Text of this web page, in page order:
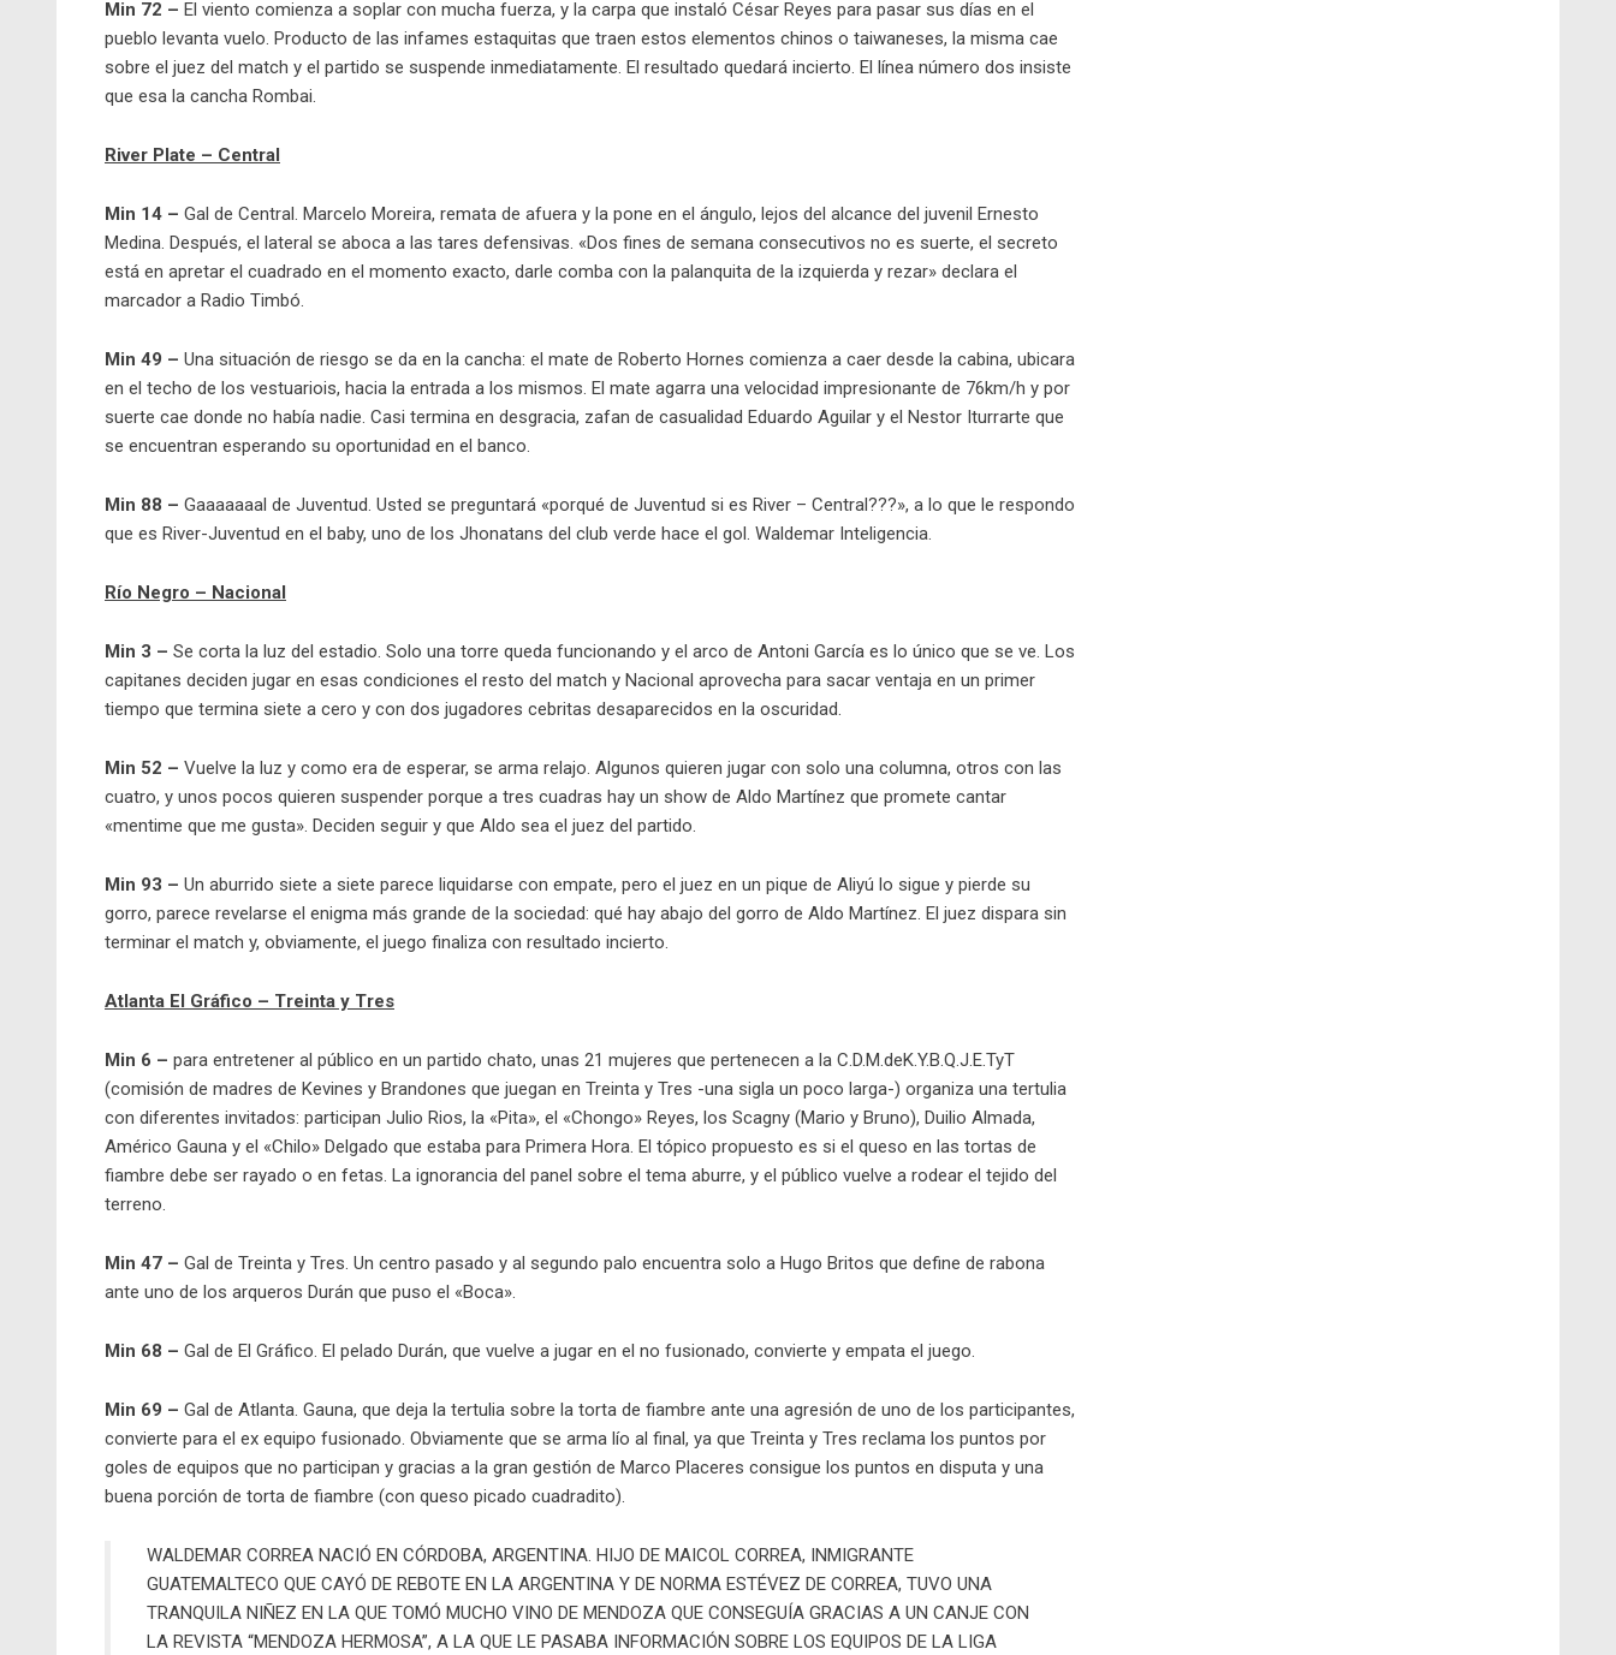
Min 72 – El viento comienza a soplar con mucha fuerza, y la carpa que instaló César Reyes para pasar sus días en el
pueblo levanta vuelo. Producto de las infames estaquitas que traen estos elementos chinos o taiwaneses, la misma cae
sobre el juez del match y el partido se suspende inmediatamente. El resultado quedará incierto. El línea número dos insiste
que esa la cancha Rombai.
River Plate – Central
Min 14 – Gal de Central. Marcelo Moreira, remata de afuera y la pone en el ángulo, lejos del alcance del juvenil Ernesto
Medina. Después, el lateral se aboca a las tares defensivas. «Dos fines de semana consecutivos no es suerte, el secreto
está en apretar el cuadrado en el momento exacto, darle comba con la palanquita de la izquierda y rezar» declara el
marcador a Radio Timbó.
Min 49 – Una situación de riesgo se da en la cancha: el mate de Roberto Hornes comienza a caer desde la cabina, ubicara
en el techo de los vestuariois, hacia la entrada a los mismos. El mate agarra una velocidad impresionante de 76km/h y por
suerte cae donde no había nadie. Casi termina en desgracia, zafan de casualidad Eduardo Aguilar y el Nestor Iturrarte que
se encuentran esperando su oportunidad en el banco.
Min 88 – Gaaaaaaal de Juventud. Usted se preguntará «porqué de Juventud si es River – Central???», a lo que le respondo
que es River-Juventud en el baby, uno de los Jhonatans del club verde hace el gol. Waldemar Inteligencia.
Río Negro – Nacional
Min 3 – Se corta la luz del estadio. Solo una torre queda funcionando y el arco de Antoni García es lo único que se ve. Los
capitanes deciden jugar en esas condiciones el resto del match y Nacional aprovecha para sacar ventaja en un primer
tiempo que termina siete a cero y con dos jugadores cebritas desaparecidos en la oscuridad.
Min 52 – Vuelve la luz y como era de esperar, se arma relajo. Algunos quieren jugar con solo una columna, otros con las
cuatro, y unos pocos quieren suspender porque a tres cuadras hay un show de Aldo Martínez que promete cantar
«mentime que me gusta». Deciden seguir y que Aldo sea el juez del partido.
Min 93 – Un aburrido siete a siete parece liquidarse con empate, pero el juez en un pique de Aliyú lo sigue y pierde su
gorro, parece revelarse el enigma más grande de la sociedad: qué hay abajo del gorro de Aldo Martínez. El juez dispara sin
terminar el match y, obviamente, el juego finaliza con resultado incierto.
Atlanta El Gráfico – Treinta y Tres
Min 6 – para entretener al público en un partido chato, unas 21 mujeres que pertenecen a la C.D.M.deK.Y.B.Q.J.E.TyT
(comisión de madres de Kevines y Brandones que juegan en Treinta y Tres -una sigla un poco larga-) organiza una tertulia
con diferentes invitados: participan Julio Rios, la «Pita», el «Chongo» Reyes, los Scagny (Mario y Bruno), Duilio Almada,
Américo Gauna y el «Chilo» Delgado que estaba para Primera Hora. El tópico propuesto es si el queso en las tortas de
fiambre debe ser rayado o en fetas. La ignorancia del panel sobre el tema aburre, y el público vuelve a rodear el tejido del
terreno.
Min 47 – Gal de Treinta y Tres. Un centro pasado y al segundo palo encuentra solo a Hugo Britos que define de rabona
ante uno de los arqueros Durán que puso el «Boca».
Min 68 – Gal de El Gráfico. El pelado Durán, que vuelve a jugar en el no fusionado, convierte y empata el juego.
Min 69 – Gal de Atlanta. Gauna, que deja la tertulia sobre la torta de fiambre ante una agresión de uno de los participantes,
convierte para el ex equipo fusionado. Obviamente que se arma lío al final, ya que Treinta y Tres reclama los puntos por
goles de equipos que no participan y gracias a la gran gestión de Marco Placeres consigue los puntos en disputa y una
buena porción de torta de fiambre (con queso picado cuadradito).
WALDEMAR CORREA NACIÓ EN CÓRDOBA, ARGENTINA. HIJO DE MAICOL CORREA, INMIGRANTE
GUATEMALTECO QUE CAYÓ DE REBOTE EN LA ARGENTINA Y DE NORMA ESTÉVEZ DE CORREA, TUVO UNA
TRANQUILA NIÑEZ EN LA QUE TOMÓ MUCHO VINO DE MENDOZA QUE CONSEGUÍA GRACIAS A UN CANJE CON
LA REVISTA “MENDOZA HERMOSA”, A LA QUE LE PASABA INFORMACIÓN SOBRE LOS EQUIPOS DE LA LIGA